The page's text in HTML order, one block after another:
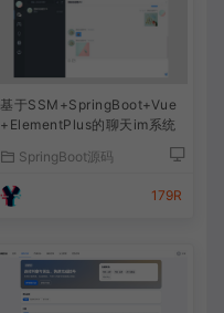
基于SSM+SpringBoot+Vue
+ElementPlus的聊天im系统
SpringBoot源码
179R